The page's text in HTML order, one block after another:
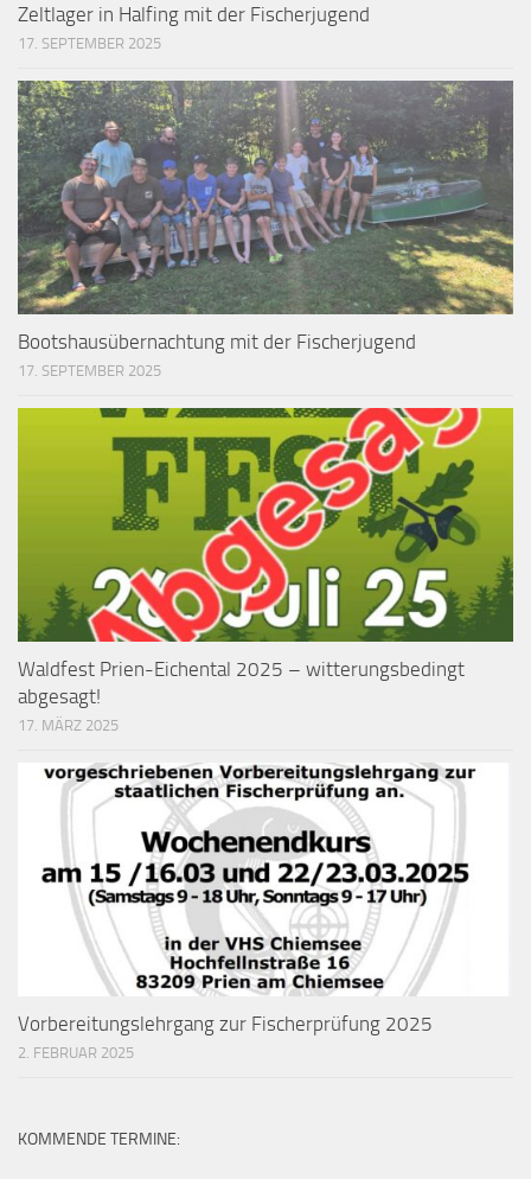
Zeltlager in Halfing mit der Fischerjugend
17. SEPTEMBER 2025
Bootshausübernachtung mit der Fischerjugend
17. SEPTEMBER 2025
Waldfest Prien-Eichental 2025 – witterungsbedingt
abgesagt!
17. MÄRZ 2025
Vorbereitungslehrgang zur Fischerprüfung 2025
2. FEBRUAR 2025
KOMMENDE TERMINE: